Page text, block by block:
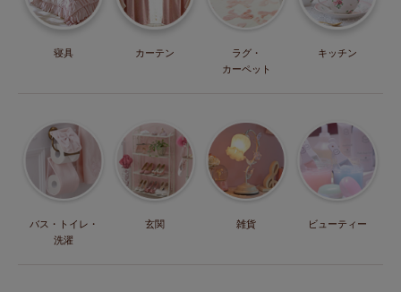
寝具 カーテン
ラグ・
カーペット
キッチン
バス・トイレ・
洗濯
玄関 雑貨 ビューティー